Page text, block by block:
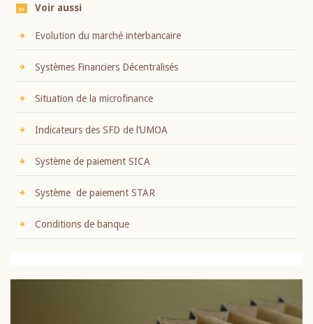
Voir aussi
Evolution du marché interbancaire
Systèmes Financiers Décentralisés
Situation de la microfinance
Indicateurs des SFD de l’UMOA
Système de paiement SICA
Système de paiement STAR
Conditions de banque